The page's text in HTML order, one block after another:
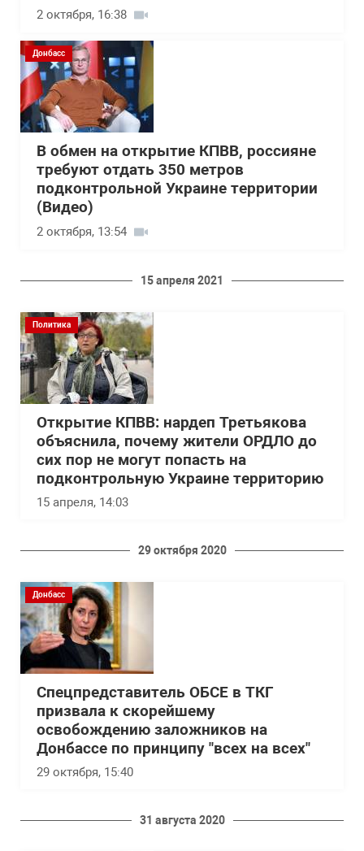
2 октября, 16:38
Донбасс
В обмен на открытие КПВВ, россияне
требуют отдать 350 метров
подконтрольной Украине территории
(Видео)
2 октября, 13:54
15 апреля 2021
Политика
Открытие КПВВ: нардеп Третьякова
объяснила, почему жители ОРДЛО до
сих пор не могут попасть на
подконтрольную Украине территорию
15 апреля, 14:03
29 октября 2020
Донбасс
Спецпредставитель ОБСЕ в ТКГ
призвала к скорейшему
освобождению заложников на
Донбассе по принципу "всех на всех"
29 октября, 15:40
31 августа 2020